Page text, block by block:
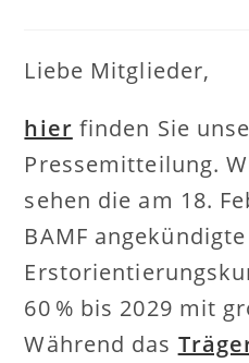
Liebe Mitglieder,
hier finden Sie
Pressemitteilung.
sehen die am 18.
BAMF
60 % bis 2029 mit
Während das